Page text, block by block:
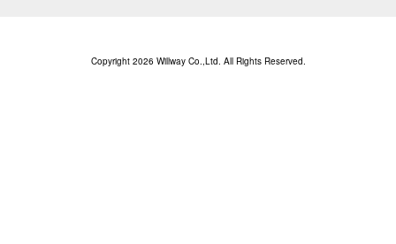
Copyright 2026 Willway Co.,Ltd. All Rights Reserved.